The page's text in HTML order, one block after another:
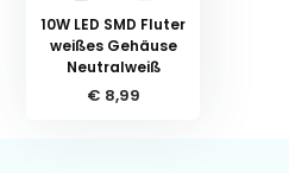
10W LED SMD Fluter
weißes Gehäuse
Neutralweiß
€ 8,99